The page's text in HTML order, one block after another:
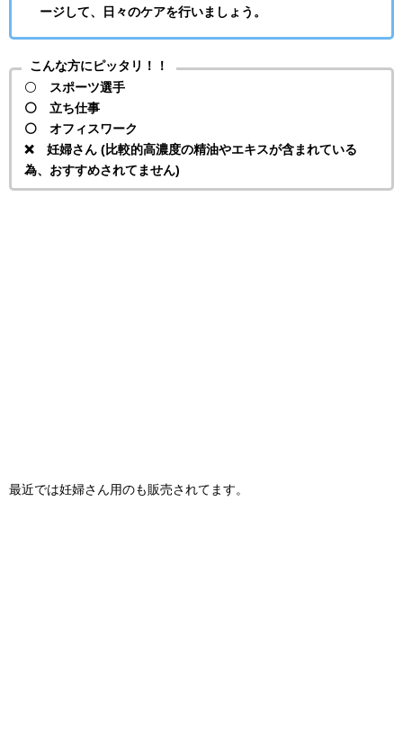
ージして、日々のケアを行いましょう。
こんな方にピッタリ！！
⚪️
スポーツ選手
⚪️ 立ち仕事
⚪️ オフィスワーク
❌ 妊婦さん (比較的高濃度の精油やエキスが含まれている
為、おすすめされてません)
最近では妊婦さん用のも販売されてます。